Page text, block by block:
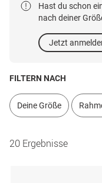
Hast du schon
nach deiner
Jetzt
FILTERN NACH
Deine Größe
20 Ergebnisse